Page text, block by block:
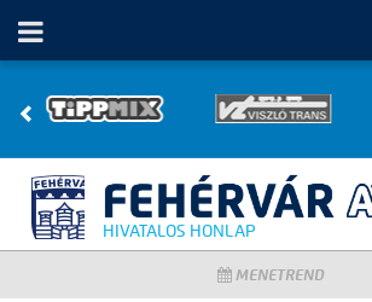
HIVATALOS HONLAP
MENETREND